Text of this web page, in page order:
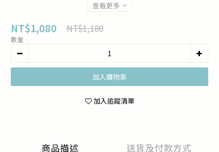
查看更多
NT$1,080 NT$1,180
數量
加入購物車
加入追蹤清單
商品描述 送貨及付款方式